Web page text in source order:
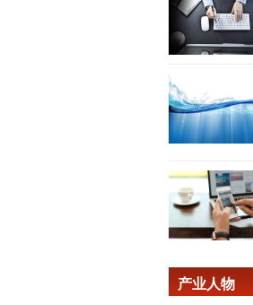
产业人物